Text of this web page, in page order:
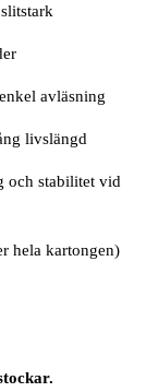
avläsning
livslängd
och stabilitet vid
hela kartongen)